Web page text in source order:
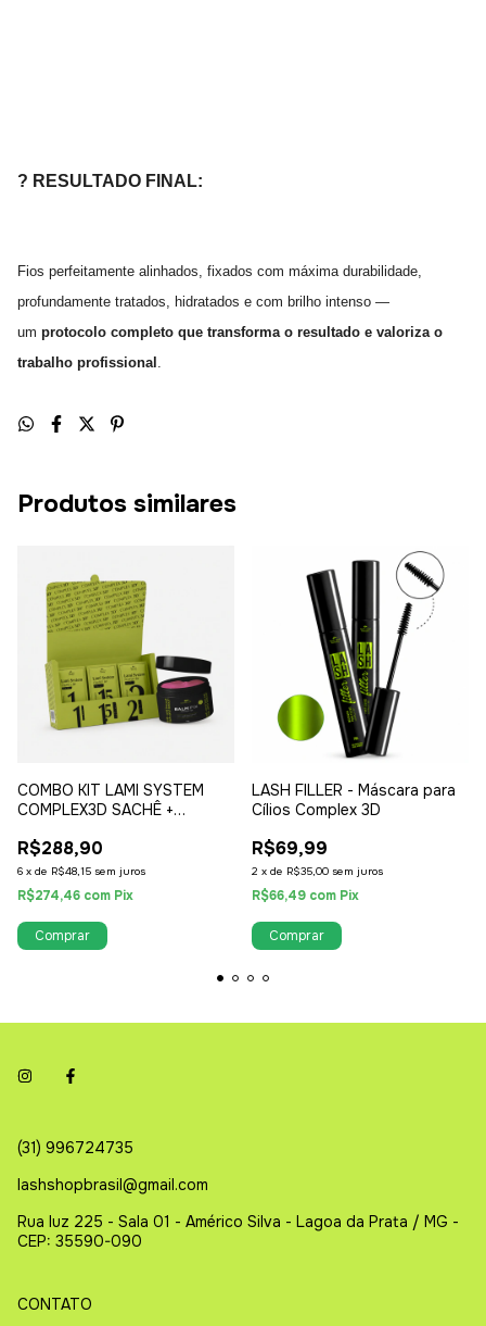
? RESULTADO FINAL:
Fios perfeitamente alinhados, fixados com máxima durabilidade,
profundamente tratados, hidratados e com brilho intenso —
um protocolo completo que transforma o resultado e valoriza o
trabalho profissional .
Produtos similares
COMBO KIT LAMI SYSTEM
COMPLEX3D SACHÊ +
R$288,90
6 x de R$48,15 sem juros
R$274,46 com Pix
LASH FILLER - Máscara para
Cílios Complex 3D
R$69,99
2 x de R$35,00 sem juros
R$66,49 com Pix
(31) 996724735
lashshopbrasil@gmail.com
Rua luz 225 - Sala 01 - Américo Silva - Lagoa da Prata / MG -
CEP: 35590-090
CONTATO